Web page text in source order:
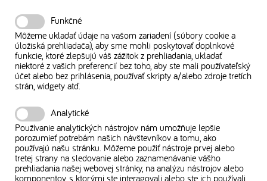
Funkčné
Môžeme ukladať údaje na vašom zariadení (súbory cookie a
úložiská prehliadača), aby sme mohli poskytovať doplnkové
funkcie, ktoré zlepšujú váš zážitok z prehliadania, ukladať
niektoré z vašich preferencií bez toho, aby ste mali používateľský
účet alebo bez prihlásenia, používať skripty a/alebo zdroje tretích
strán, widgety atď.
Analytické
Používanie analytických nástrojov nám umožňuje lepšie
porozumieť potrebám našich návštevníkov a tomu, ako
používajú našu stránku. Môžeme použiť nástroje prvej alebo
tretej strany na sledovanie alebo zaznamenávanie vášho
prehliadania našej webovej stránky, na analýzu nástrojov alebo
komponentov, s ktorými ste interagovali alebo ste ich používali,